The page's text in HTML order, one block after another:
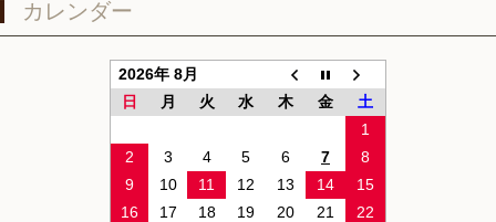
カレンダー
2026年 8月
日
月 火 水 木 金
土
1
2
3 4 5 6 7
8
9
10 11 12 13 14
15
16
17 18 19 20 21
22